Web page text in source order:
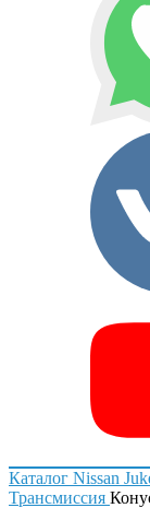
Каталог Nissan
Трансмиссия